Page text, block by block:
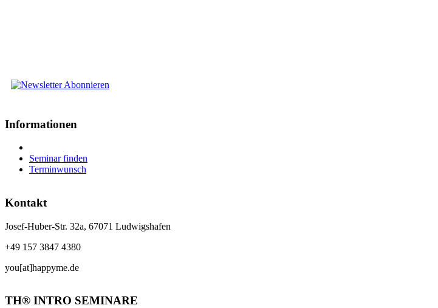
Informationen
Seminar finden
Terminwunsch
Kontakt
Josef-Huber-Str. 32a, 67071 Ludwigshafen
+49 157 3847 4380
you[at]happyme.de
TH® INTRO SEMINARE